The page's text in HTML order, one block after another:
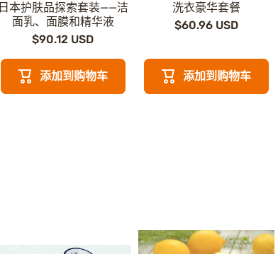
日本护肤品探索套装——洁
面乳、面膜和精华液
$90.12 USD
添加到购物车
洗衣豪华套餐
$60.96 USD
添加到购物车